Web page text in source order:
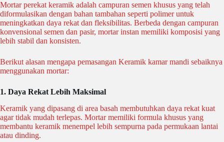
Mortar perekat keramik adalah campuran semen khusus yang telah
diformulasikan dengan bahan tambahan seperti polimer untuk
meningkatkan daya rekat dan fleksibilitas. Berbeda dengan campuran
konvensional semen dan pasir, mortar instan memiliki komposisi yang
lebih stabil dan konsisten.
Berikut alasan mengapa pemasangan Keramik kamar mandi sebaiknya
menggunakan mortar:
1. Daya Rekat Lebih Maksimal
Keramik yang dipasang di area basah membutuhkan daya rekat kuat
agar tidak mudah terlepas. Mortar memiliki formula khusus yang
membantu keramik menempel lebih sempurna pada permukaan lantai
atau dinding.